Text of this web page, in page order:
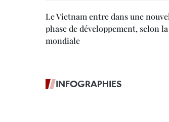
Le Vietnam entre dans une
phase de développement, selon
mondiale
INFOGRAPHIES